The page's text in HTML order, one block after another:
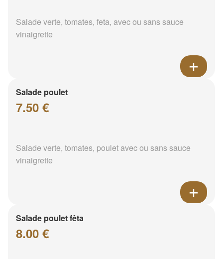
Salade verte, tomates, feta, avec ou sans sauce
vinaigrette
Salade poulet
7.50 €
Salade verte, tomates, poulet avec ou sans sauce
vinaigrette
Salade poulet fêta
8.00 €